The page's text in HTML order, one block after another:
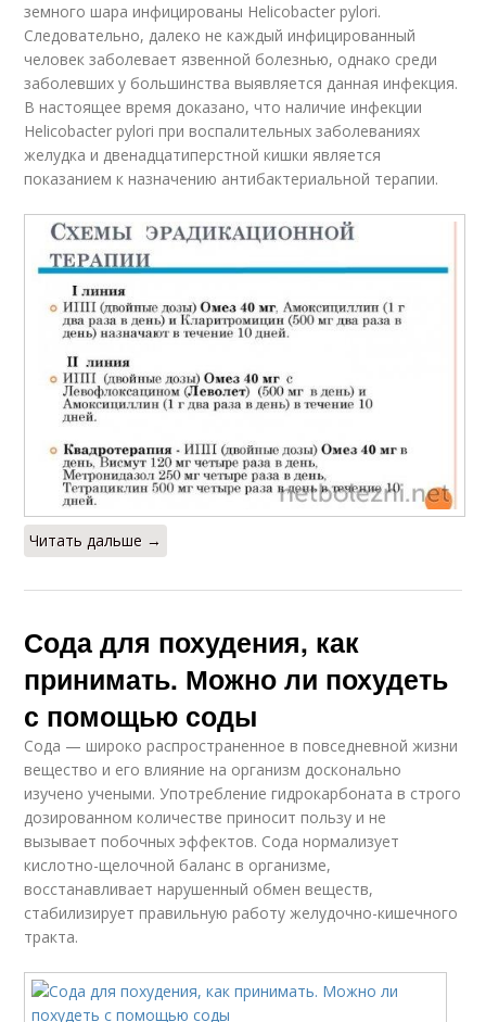
земного шара инфицированы Helicobacter pylori.
Следовательно, далеко не каждый инфицированный
человек заболевает язвенной болезнью, однако среди
заболевших у большинства выявляется данная инфекция.
В настоящее время доказано, что наличие инфекции
Helicobacter pylori при воспалительных заболеваниях
желудка и двенадцатиперстной кишки является
показанием к назначению антибактериальной терапии.
Читать дальше →
Сода для похудения, как
принимать. Можно ли похудеть
с помощью соды
Сода — широко распространенное в повседневной жизни
вещество и его влияние на организм досконально
изучено учеными. Употребление гидрокарбоната в строго
дозированном количестве приносит пользу и не
вызывает побочных эффектов. Сода нормализует
кислотно-щелочной баланс в организме,
восстанавливает нарушенный обмен веществ,
стабилизирует правильную работу желудочно-кишечного
тракта.